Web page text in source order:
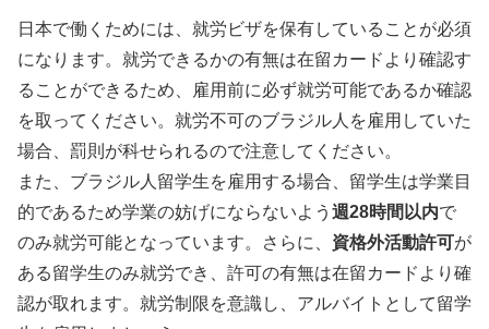
日本で働くためには、就労ビザを保有していることが必須
になります。就労できるかの有無は在留カードより確認す
ることができるため、雇用前に必ず就労可能であるか確認
を取ってください。就労不可のブラジル人を雇用していた
場合、罰則が科せられるので注意してください。
また、ブラジル人留学生を雇用する場合、留学生は学業目
的であるため学業の妨げにならないよう 週28時間以内で
のみ就労可能となっています。さらに、 資格外活動許可 が
ある留学生のみ就労でき、許可の有無は在留カードより確
認が取れます。就労制限を意識し、アルバイトとして留学